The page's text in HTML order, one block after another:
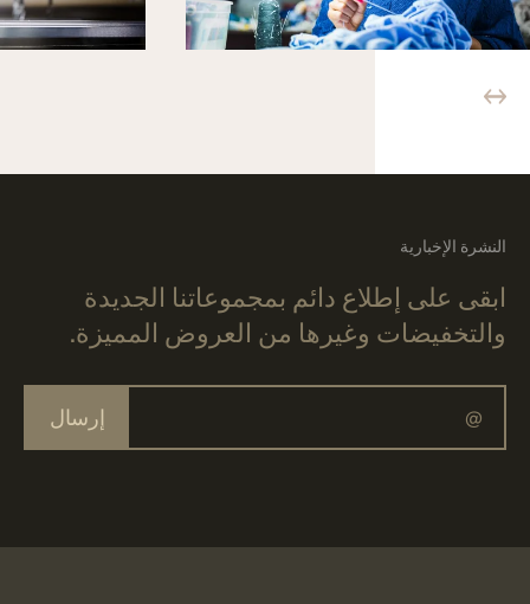
النشرة الإخبارية
ابقى على إطلاع دائم بمجموعاتنا الجديدة
والتخفيضات وغيرها من العروض المميزة.
إرسال